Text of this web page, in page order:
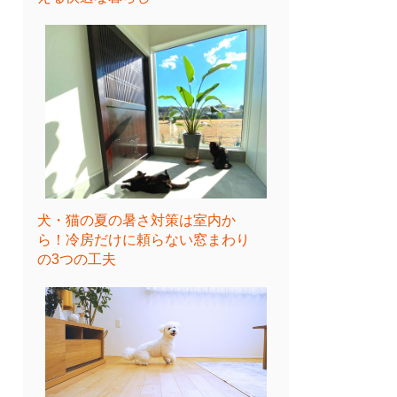
犬・猫の夏の暑さ対策は室内か
ら！冷房だけに頼らない窓まわり
の3つの工夫